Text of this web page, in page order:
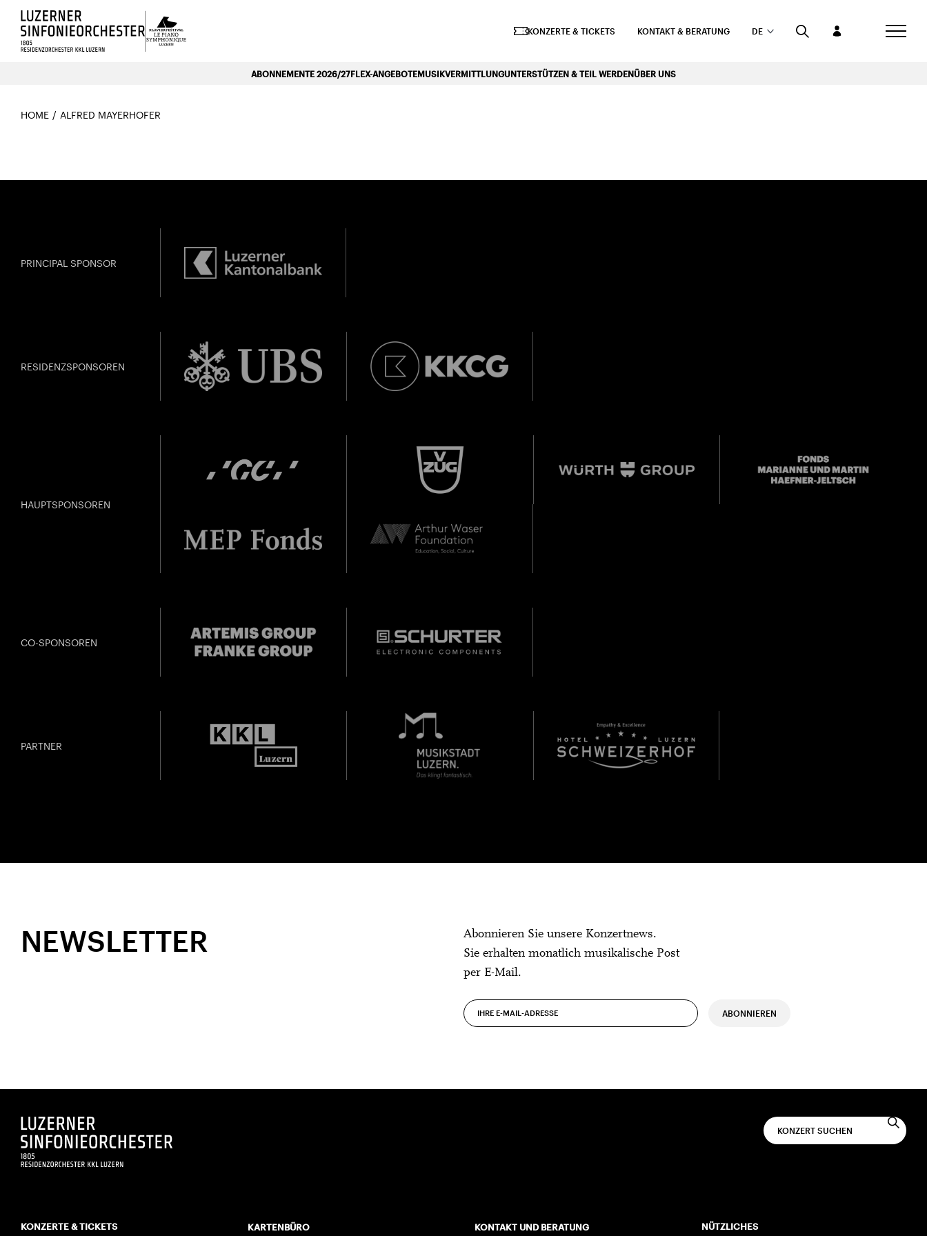
Luzerns Klavierfestival «Le Piano Symphonique»
KONZERTE & TICKETS KONTAKT & BERATUNG DE
ABONNEMENTE 2026/27FLEX-ANGEBOTEMUSIKVERMITTLUNGUNTERSTÜTZEN & TEIL WERDENÜBER UNS
HOME ALFRED MAYERHOFER
PRINCIPAL SPONSOR
RESIDENZSPONSOREN
HAUPTSPONSOREN
CO-SPONSOREN
PARTNER
NEWSLETTER
Abonnieren Sie unsere Konzertnews.
Sie erhalten monatlich musikalische Post
per E-Mail.
ABONNIEREN
KONZERTE & TICKETS KARTENBÜRO KONTAKT UND BERATUNG NÜTZLICHES